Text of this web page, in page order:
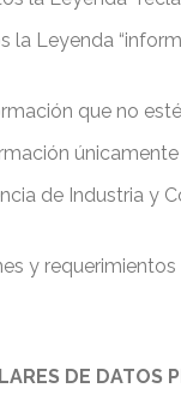
la Leyenda
que no
de Industria y
y
DE DATOS